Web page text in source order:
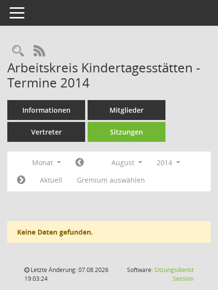
Toggle navigation
Rechercheauswahl
RSS-Feed
Arbeitskreis Kindertagesstätten -
Termine 2014
Informationen Mitglieder
Vertreter Sitzungen
Monat August
2014
Aktuell
Gremium auswählen
Keine Daten gefunden.
Letzte Änderung: 07.08.2026
19:03:24
Software:Sitzungsdienst
Session(Wird in